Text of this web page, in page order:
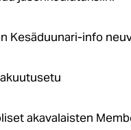
Kesäduunari-info
akavalaisten